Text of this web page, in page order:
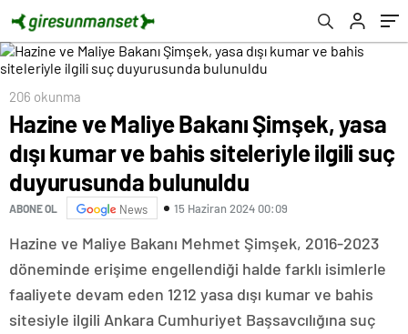
206 okunma
Hazine ve Maliye Bakanı Şimşek, yasa
dışı kumar ve bahis siteleriyle ilgili suç
duyurusunda bulunuldu
ABONE OL News 15 Haziran 2024 00:09
Hazine ve Maliye Bakanı Mehmet Şimşek, 2016-2023
döneminde erişime engellendiği halde farklı isimlerle
faaliyete devam eden 1212 yasa dışı kumar ve bahis
sitesiyle ilgili Ankara Cumhuriyet Başsavcılığına suç